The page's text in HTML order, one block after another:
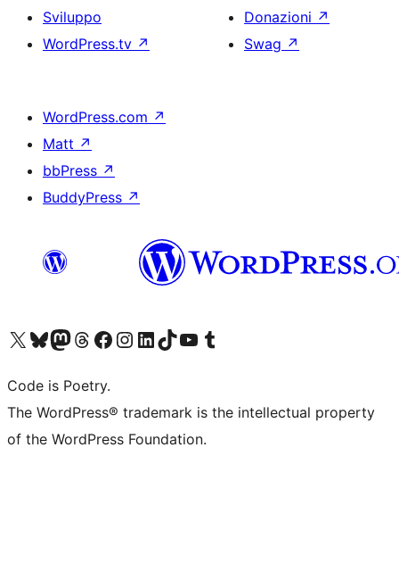
Sviluppo
WordPress.tv ↗
Donazioni ↗
Swag ↗
WordPress.com ↗
Matt ↗
bbPress ↗
BuddyPress ↗
Visita il nostro account X (ex Twitter)
Visita il nostro account Bluesky
Visita il nostro account Mastodon
Visita il nostro account Threads
Visita la nostra pagina Facebook
Visita il nostro account Instagram
Visita il nostro account LinkedIn
Visita il nostro account TikTok
Visita il nostro canale YouTube
Visita il nostro account Tumblr
Code is Poetry.
The WordPress® trademark is the intellectual property
of the WordPress Foundation.